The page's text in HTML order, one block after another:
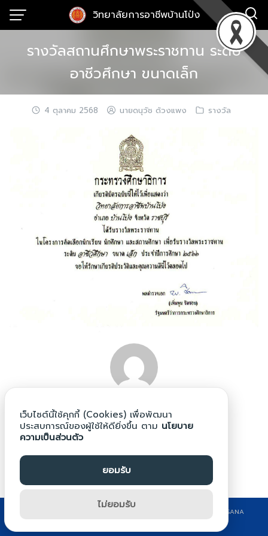
Skip
วิทยาลัยการอาชีพบ้านโป่ง
Search
รางวัลสถานศึกษาพระราชทาน ระดับ
อาชีวศึกษา ขนาดเล็ก
4 ตุลาคม 2568 นายดนุวัช ด้วงแพง รางวัล
©2024 WWW.BPG.AC.TH. ALL RIGHTS RESERVED. DESIGN BY KRITSANA
เว็บไซต์นี้ใช้คุกกี้ (Cookies) เพื่อพัฒนา
ประสบการณ์ของผู้ใช้ให้ดียิ่งขึ้น ตาม นโยบาย
ความเป็นส่วนตัว
ยอมรับ
ไม่ยอมรับ